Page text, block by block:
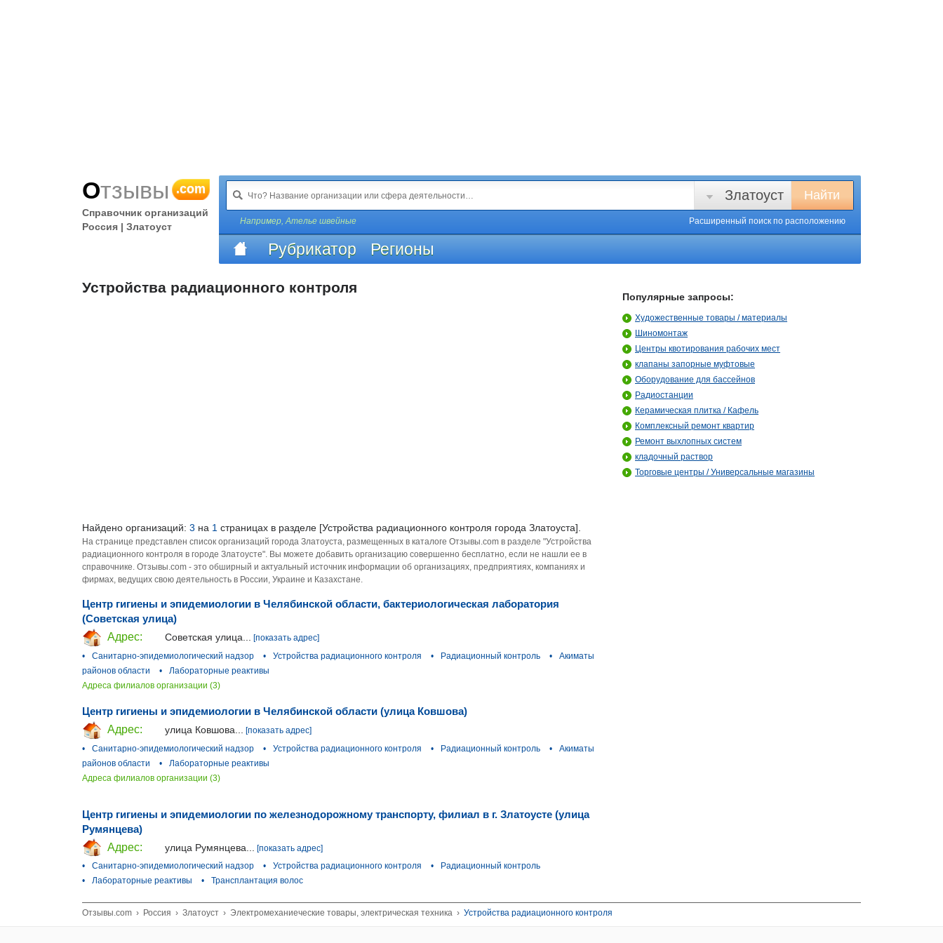
Отзывы .com
Справочник организаций
Россия | Златоуст
Найти
Златоуст
Например,Ателье швейные Расширенный поиск по расположению
Рубрикатор Регионы
Устройства радиационного контроля
Найдено организаций: 3 на 1 страницах в разделе [Устройства радиационного контроля города Златоуста].
На странице представлен список организаций города Златоуста, размещенных в каталоге Отзывы.com в разделе "Устройства
радиационного контроля в городе Златоусте". Вы можете добавить организацию совершенно бесплатно, если не нашли ее в
справочнике. Отзывы.com - это обширный и актуальный источник информации об организациях, предприятиях, компаниях и
фирмах, ведущих свою деятельность в России, Украине и Казахстане.
Центр гигиены и эпидемиологии в Челябинской области, бактериологическая лаборатория
(Советская улица)
Адрес:
Советская улица...
[показать адрес]
•
Санитарно-эпидемиологический надзор • Устройства радиационного контроля • Радиационный контроль •
Акиматы
районов области
•
Лабораторные реактивы
Адреса филиалов организации (3)
Центр гигиены и эпидемиологии в Челябинской области (улица Ковшова)
Адрес:
улица Ковшова...
[показать адрес]
•
Санитарно-эпидемиологический надзор • Устройства радиационного контроля • Радиационный контроль •
Акиматы
районов области
•
Лабораторные реактивы
Адреса филиалов организации (3)
Центр гигиены и эпидемиологии по железнодорожному транспорту, филиал в г. Златоусте (улица
Румянцева)
Адрес:
улица Румянцева...
[показать адрес]
•
Санитарно-эпидемиологический надзор • Устройства радиационного контроля •
Радиационный контроль
•
Лабораторные реактивы • Трансплантация волос
Популярные запросы:
Художественные товары / материалы
Шиномонтаж
Центры квотирования рабочих мест
клапаны запорные муфтовые
Оборудование для бассейнов
Радиостанции
Керамическая плитка / Кафель
Комплексный ремонт квартир
Ремонт выхлопных систем
кладочный раствор
Торговые центры / Универсальные магазины
Отзывы.com › Россия › Златоуст › Электромеханиеческие товары, электрическая техника › Устройства радиационного контроля